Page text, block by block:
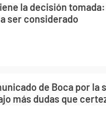
la decisión
ser considerado
de Boca por la
más dudas que